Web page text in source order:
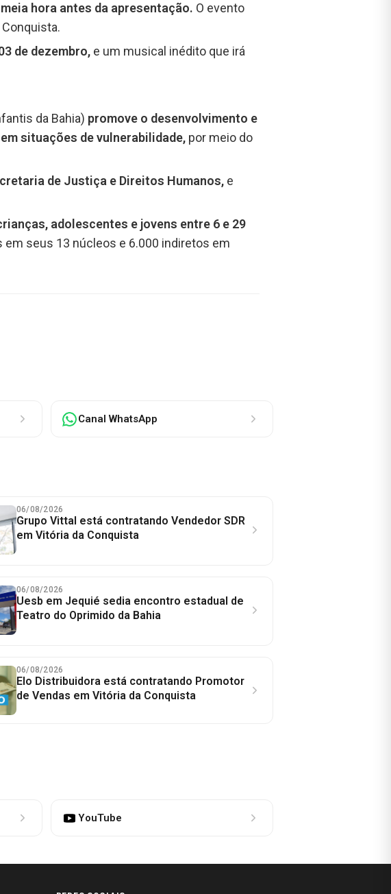
hora antes da apresentação. O evento
de dezembro, e um musical inédito que irá
da Bahia) promove o desenvolvimento e
situações de vulnerabilidade, por meio do
de Justiça e Direitos Humanos, e
adolescentes e jovens entre 6 e 29
seus 13 núcleos e 6.000 indiretos em
Canal WhatsApp
06/08/2026
Grupo Vittal está contratando Vendedor SDR
em Vitória da Conquista
06/08/2026
Uesb em Jequié sedia encontro estadual de
Teatro do Oprimido da Bahia
06/08/2026
Elo Distribuidora está contratando Promotor
de Vendas em Vitória da Conquista
YouTube